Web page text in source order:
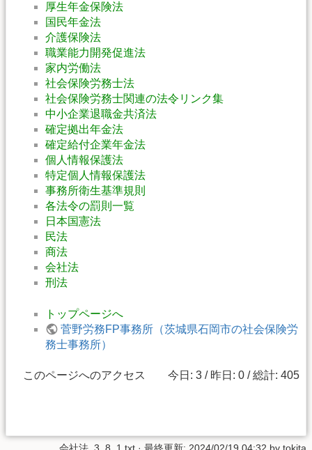
厚生年金保険法
国民年金法
介護保険法
職業能力開発促進法
家内労働法
社会保険労務士法
社会保険労務士関連の法令リンク集
中小企業退職金共済法
確定拠出年金法
確定給付企業年金法
個人情報保護法
特定個人情報保護法
事務所衛生基準規則
各法令の罰則一覧
日本国憲法
民法
商法
会社法
刑法
トップページへ
菅野労務FP事務所（茨城県石岡市の社会保険労
務士事務所）
このページへのアクセス 今日: 3 / 昨日: 0 / 総計: 405